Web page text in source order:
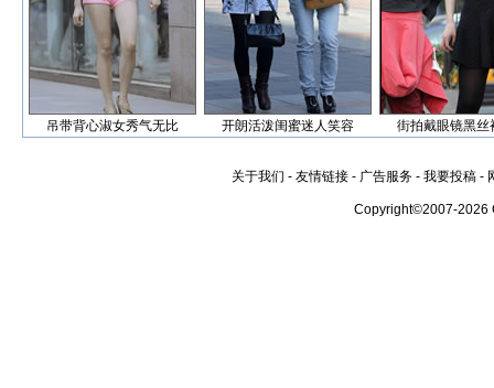
吊带背心淑女秀气无比 开朗活泼闺蜜迷人笑容 街拍戴眼镜黑丝
关于我们 - 友情链接 - 广告服务 - 我要投稿 -
Copyright©2007-2026